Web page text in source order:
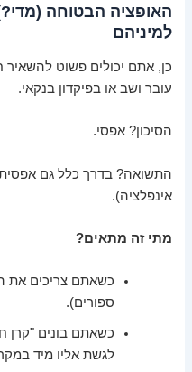
האופציה הבטוחה
למיניהם
כן, אתם יכולים פשוט
עובר ושב או בפיקדון בנקאי.
הסיכון? אפסי.
התשואה? בדרך כלל גם
אינפלציה).
מתי זה מתאים?
כשאתם צריכים את
ספורים).
כשאתם בונים "קרן
לגשת אליו מיד